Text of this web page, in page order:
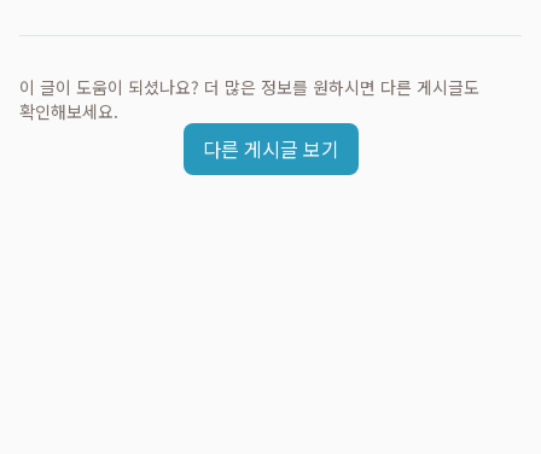
이 글이 도움이 되셨나요? 더 많은 정보를 원하시면 다른 게시글도
확인해보세요.
다른 게시글 보기